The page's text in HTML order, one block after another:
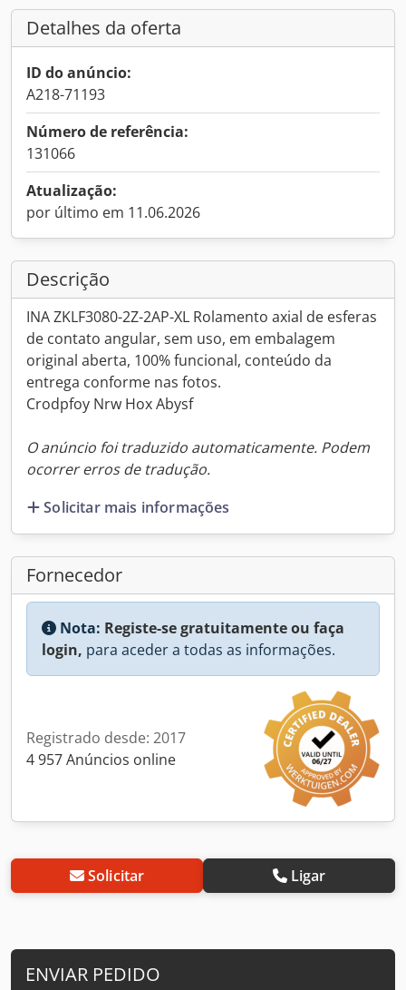
Detalhes da oferta
ID do anúncio:
A218-71193
Número de referência:
131066
Atualização:
por último em 11.06.2026
Descrição
INA ZKLF3080-2Z-2AP-XL Rolamento axial de esferas
de contato angular, sem uso, em embalagem
original aberta, 100% funcional, conteúdo da
entrega conforme nas fotos.
Crodpfoy Nrw Hox Abysf
O anúncio foi traduzido automaticamente. Podem
ocorrer erros de tradução.
Solicitar mais informações
Fornecedor
Nota: Registe-se gratuitamente ou faça
login, para aceder a todas as informações.
Registrado desde: 2017
4 957 Anúncios online
Solicitar Ligar
ENVIAR PEDIDO